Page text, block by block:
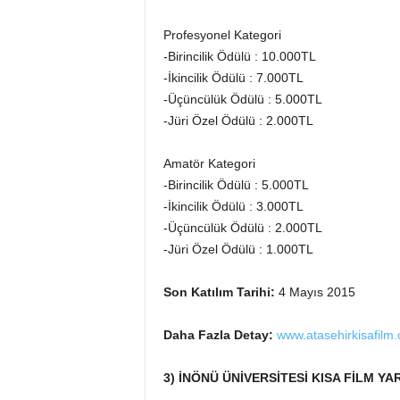
Profesyonel Kategori
-Birincilik Ödülü : 10.000TL
-İkincilik Ödülü : 7.000TL
-Üçüncülük Ödülü : 5.000TL
-Jüri Özel Ödülü : 2.000TL
Amatör Kategori
-Birincilik Ödülü : 5.000TL
-İkincilik Ödülü : 3.000TL
-Üçüncülük Ödülü : 2.000TL
-Jüri Özel Ödülü : 1.000TL
Son Katılım Tarihi: 4 Mayıs 2015
Daha Fazla Detay:
3) İNÖNÜ ÜNİVERSİTESİ KISA FİLM